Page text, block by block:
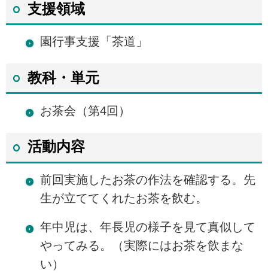
支援領域
園行事支援「茶道」
教科・単元
お茶会（第4回）
活動内容
前回実施したお茶の作法を確認する。先
生が立ててくれたお茶を飲む。
年中児は、年長児の様子を見て真似して
やってみる。（実際にはお茶を飲まな
い）